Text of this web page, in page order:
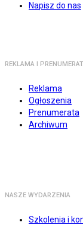
Napisz do nas
REKLAMA I
Reklama
Ogłoszenia
Prenumerata
Archiwum
NASZE WYDARZENIA
Szkolenia i